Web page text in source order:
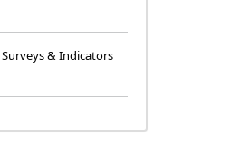
Surveys & Indicators